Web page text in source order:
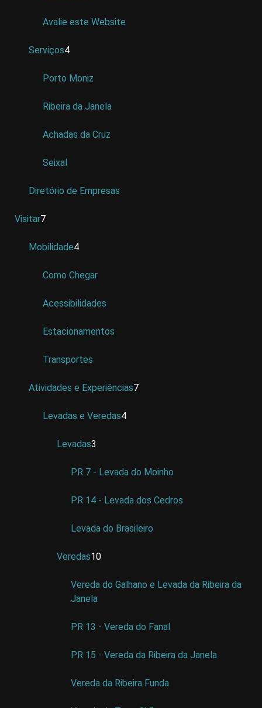
Avalie este Website
Serviços4
Porto Moniz
Ribeira da Janela
Achadas da Cruz
Seixal
Diretório de Empresas
Visitar7
Mobilidade4
Como Chegar
Acessibilidades
Estacionamentos
Transportes
Atividades e Experiências7
Levadas e Veredas4
Levadas3
PR 7 - Levada do Moinho
PR 14 - Levada dos Cedros
Levada do Brasileiro
Veredas10
Vereda do Galhano e Levada da Ribeira da
Janela
PR 13 - Vereda do Fanal
PR 15 - Vereda da Ribeira da Janela
Vereda da Ribeira Funda